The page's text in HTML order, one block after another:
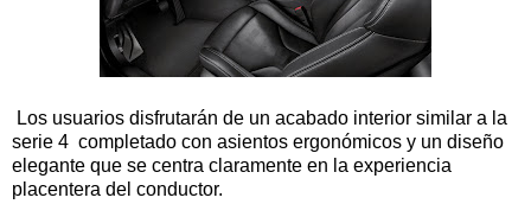
Los usuarios disfrutarán de un acabado interior similar a la
serie 4 completado con asientos ergonómicos y un diseño
elegante que se centra claramente en la experiencia
placentera del conductor.